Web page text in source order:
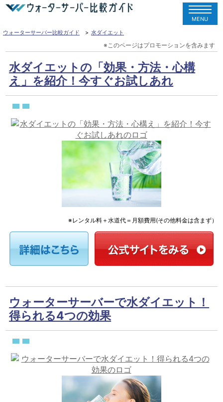
MENU
ウォーターサーバー比較ガイド
水ダイエット
水ダイエットの「効果・方法・心構
え」を紹介！今すぐお試しあれ
※レンタル料＋水道代＝月額費用(その他料金は含まず）
ウォーターサーバーで水ダイエット！
得られる4つの効果